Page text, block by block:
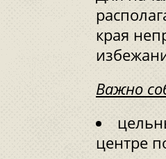
края
Важно
центре